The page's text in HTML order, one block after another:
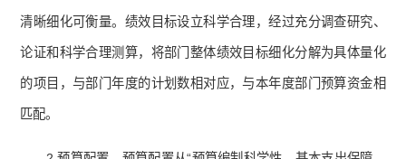
清晰细化可衡量。绩效目标设立科学合理，经过充分调查研究、
论证和科学合理测算，将部门整体绩效目标细化分解为具体量化
的项目，与部门年度的计划数相对应，与本年度部门预算资金相
匹配。